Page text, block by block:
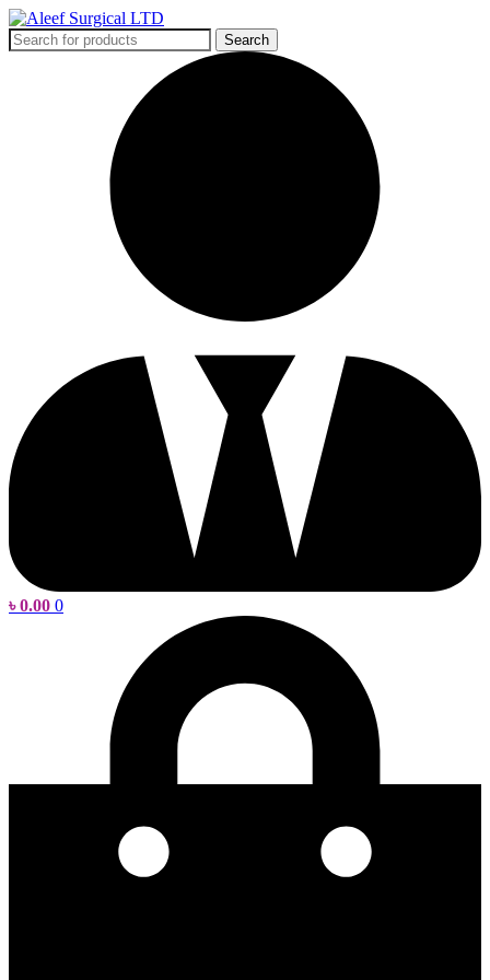
Search
৳0.00 0